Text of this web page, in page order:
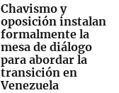
Chavismo y
oposición instalan
formalmente la
mesa de diálogo
para abordar la
transición en
Venezuela